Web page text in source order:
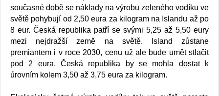
současné době se náklady na výrobu zeleného vodíku ve
světě pohybují od 2,50 eura za kilogram na Islandu až po
8 eur. Česká republika patří se svými 5,25 až 5,50 eury
mezi nejdražší země na světě. Island zůstane
premiantem i v roce 2030, cenu už ale bude umět stlačit
pod 2 eura, Česká republika by se mohla dostat k
úrovním kolem 3,50 až 3,75 eura za kilogram.